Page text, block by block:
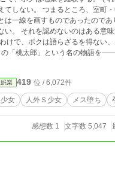
ボクが主人公たる「桃太
は一線を画すものであったので
トであろう
からだ。 では語ろう。 ボクの「桃太郎」という名の物語を
楽 419 位 / 6,072件
女 人外Ｓ少女 メス堕ち
感想数 1 文字数 5,047